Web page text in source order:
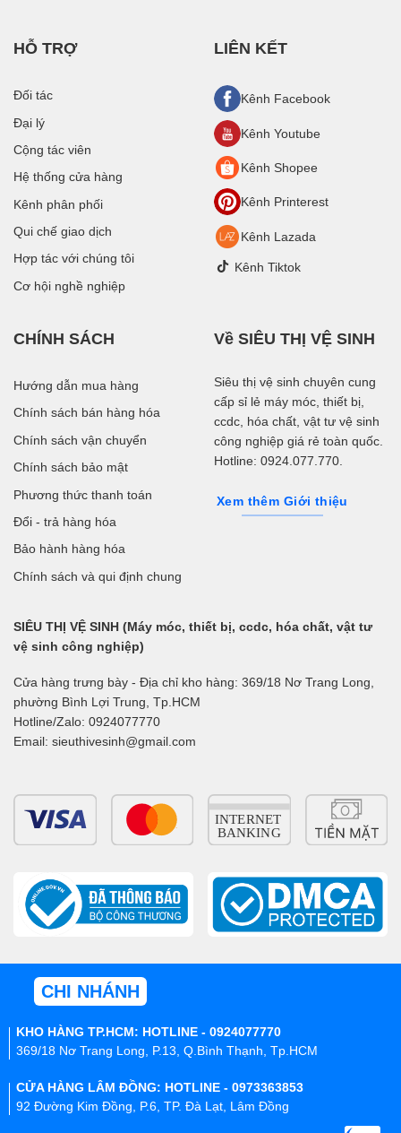
HỖ TRỢ
Đối tác
Đại lý
Cộng tác viên
Hệ thống cửa hàng
Kênh phân phối
Qui chế giao dịch
Hợp tác với chúng tôi
Cơ hội nghề nghiệp
LIÊN KẾT
Kênh Facebook
Kênh Youtube
Kênh Shopee
Kênh Printerest
Kênh Lazada
Kênh Tiktok
CHÍNH SÁCH
Hướng dẫn mua hàng
Chính sách bán hàng hóa
Chính sách vận chuyển
Chính sách bảo mật
Phương thức thanh toán
Đổi - trả hàng hóa
Bảo hành hàng hóa
Chính sách và qui định chung
Về SIÊU THỊ VỆ SINH
Siêu thị vệ sinh chuyên cung
cấp sỉ lẻ máy móc, thiết bị,
ccdc, hóa chất, vật tư vệ sinh
công nghiệp giá rẻ toàn quốc.
Hotline: 0924.077.770.
Xem thêm Giới thiệu
SIÊU THỊ VỆ SINH (Máy móc, thiết bị, ccdc, hóa chất, vật tư
vệ sinh công nghiệp)
Cửa hàng trưng bày - Địa chỉ kho hàng: 369/18 Nơ Trang Long,
phường Bình Lợi Trung, Tp.HCM
Hotline/Zalo: 0924077770
Email: sieuthivesinh@gmail.com
CHI NHÁNH
KHO HÀNG TP.HCM: HOTLINE - 0924077770
369/18 Nơ Trang Long, P.13, Q.Bình Thạnh, Tp.HCM
CỬA HÀNG LÂM ĐỒNG: HOTLINE - 0973363853
92 Đường Kim Đồng, P.6, TP. Đà Lạt, Lâm Đồng